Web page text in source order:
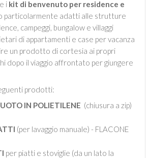
ikit di benvenuto per residence e
particolarmente adatti alle strutture
campeggi, bungalow e villaggi
di appartamenti e case per vacanza
un prodotto di cortesia ai propri
dopo il viaggio affrontato per giungere
prodotti:
IN POLIETILENE (chiusura a zip)
(per lavaggio manuale) - FLACONE
per piatti e stoviglie (da un lato la